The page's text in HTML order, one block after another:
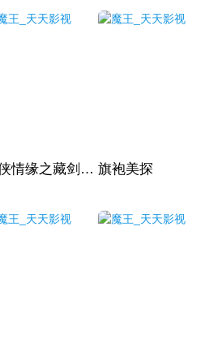
剑侠情缘之藏剑山庄 旗袍美探